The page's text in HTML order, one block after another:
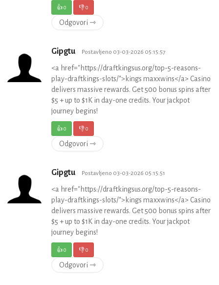
👍0 👎0
Odgovori ⇾
Gipgtu Postavljeno 03-03-2026 05:15:57
<a href="https://draftkingsus.org/top-5-reasons-
play-draftkings-slots/">kings maxxwins</a> Casino
delivers massive rewards. Get 500 bonus spins after
$5 + up to $1K in day-one credits. Your jackpot
journey begins!
👍0 👎0
Odgovori ⇾
Gipgtu Postavljeno 03-03-2026 05:15:51
<a href="https://draftkingsus.org/top-5-reasons-
play-draftkings-slots/">kings maxxwins</a> Casino
delivers massive rewards. Get 500 bonus spins after
$5 + up to $1K in day-one credits. Your jackpot
journey begins!
👍0 👎0
Odgovori ⇾